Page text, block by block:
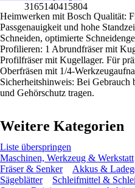
3165140415804
Heimwerken mit Bosch Qualität:
Passgenauigkeit und hohe
Schneiden, optimierte
Profilieren: 1 Abrundfräser mit
Profilfräser mit Kugellager. Für
Oberfräsen mit 1/4-
Sicherheitshinweis: Bei Gebrauch
und Gehörschutz tragen.
Weitere Kategorien
Liste überspringen
Maschinen, Werkzeug & Werkstatt
Fräser & Senker
Akkus &
Sägeblätter
Schleifmittel &